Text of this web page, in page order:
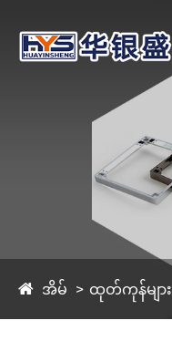
အိမ် ထုတ်ကုန်များ